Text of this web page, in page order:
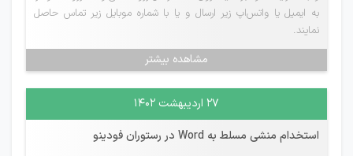
به ایمیل یا واتس‌اپ زیر ارسال و یا با شماره موبایل زیر تماس حاصل
نمایند.
مشاهده بیشتر
۲۷ اردیبهشت ۱۴۰۲
استخدام منشی مسلط به Word در رستوران فودینو